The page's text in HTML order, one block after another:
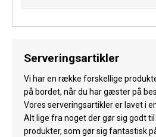
Serveringsartikler
Vi har en række forskellige
på bordet, når du har gæster på
Vores serveringsartikler er lavet i
Alt lige fra noget der gør sig godt til
produkter, som gør sig fantastisk